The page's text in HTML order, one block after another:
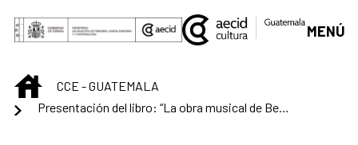
Skip to Main Content
MENÚ
INICIOCCE - GUATEMALA
Presentación del libro: “La obra musical de Benedicto Sáenz”